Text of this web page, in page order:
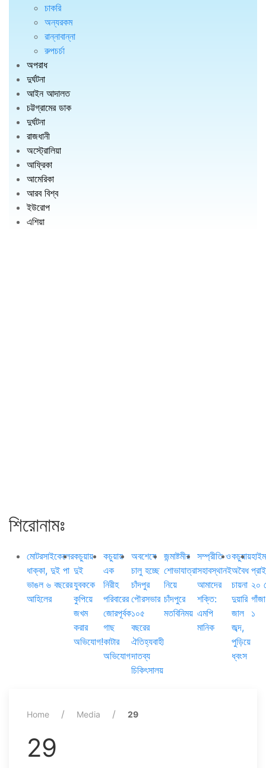
চাকরি
অন্যরকম
রান্নাবান্না
রুপচর্চা
অপরাধ
দুর্ঘটনা
আইন আদালত
চট্টগ্রামের ডাক
দুর্ঘটনা
রাজধানী
অস্ট্রোলিয়া
আফ্রিকা
আমেরিকা
আরব বিশ্ব
ইউরোপ
এশিয়া
শিরোনামঃ
মোটরসাইকেলের
ধাক্কা, দুই পা
ভাঙল ৬ বছরের
আহিলের
কচুয়ায়
দুই
যুবককে
কুপিয়ে
জখম
করার
অভিযোগ!
কচুয়ায়
এক
নিরীহ
পরিবারের
জোরপূর্বক
গাছ
কাটার
অভিযোগ
অবশেষে
চালু হচ্ছে
চাঁদপুর
পৌরসভার
১০৫
বছরের
ঐতিহ্যবাহী
দাতব্য
চিকিৎসালয়
জন্মাষ্টমীর
শোভাযাত্রা
নিয়ে
চাঁদপুরে
মতবিনিময়
সম্প্রীতি ও
সহাবস্থানই
আমাদের
শক্তি:
এমপি
মানিক
কচুয়ায়
অবৈধ
চায়না
দুয়ারি
জাল
জব্দ,
পুড়িয়ে
ধ্বংস
২০
১
Home Media 29
29